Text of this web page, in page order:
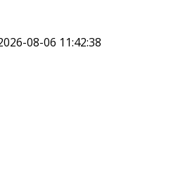
08-06 11:42:38